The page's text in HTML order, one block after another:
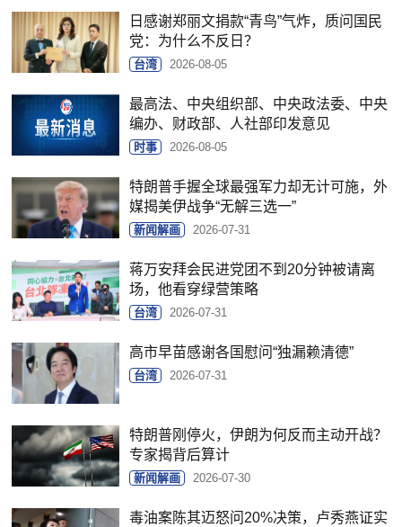
日感谢郑丽文捐款“青鸟”气炸，质问国民
党：为什么不反日？
台湾 2026-08-05
最高法、中央组织部、中央政法委、中央
编办、财政部、人社部印发意见
时事 2026-08-05
特朗普手握全球最强军力却无计可施，外
媒揭美伊战争“无解三选一”
新闻解画 2026-07-31
蒋万安拜会民进党团不到20分钟被请离
场，他看穿绿营策略
台湾 2026-07-31
高市早苗感谢各国慰问“独漏赖清德”
台湾 2026-07-31
特朗普刚停火，伊朗为何反而主动开战？
专家揭背后算计
新闻解画 2026-07-30
毒油案陈其迈怒问20%决策，卢秀燕证实